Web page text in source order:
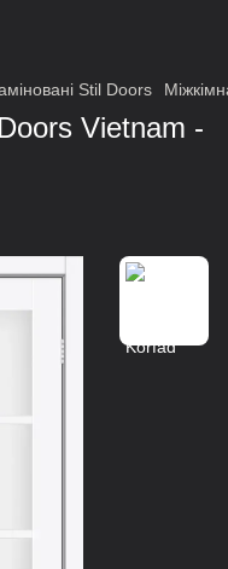
Stil Doors
Vietnam -